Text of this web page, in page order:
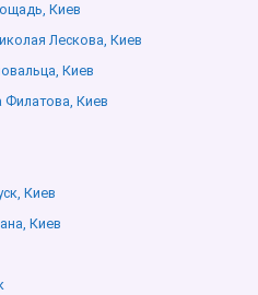
Киев
Лескова, Киев
Киев
Киев
Киев
Киев